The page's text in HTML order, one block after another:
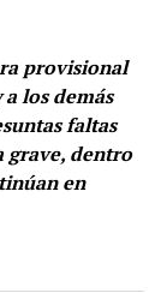
provisional
los demás
faltas
grave, dentro
en